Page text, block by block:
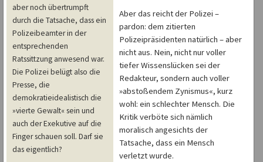
aber noch übertrumpft
durch die Tatsache, dass ein
Polizeibeamter in der
entsprechenden
Ratssittzung anwesend war.
Die Polizei belügt also die
Presse, die
demokratieidealistisch die
»vierte Gewalt« sein und
auch der Exekutive auf die
Finger schauen soll. Darf sie
das eigentlich?
Aber das reicht der Polizei –
pardon: dem zitierten
Polizeipräsidenten natürlich – aber
nicht aus. Nein, nicht nur voller
tiefer Wissenslücken sei der
Redakteur, sondern auch voller
»abstoßendem Zynismus«, kurz
wohl: ein schlechter Mensch. Die
Kritik verböte sich nämlich
moralisch angesichts der
Tatsache, dass ein Mensch
verletzt wurde.